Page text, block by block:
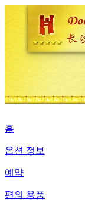
홈
옵션 정보
예약
편의 용품